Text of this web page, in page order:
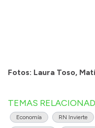
Fotos: Laura Toso,
TEMAS
Economía RN Invierte